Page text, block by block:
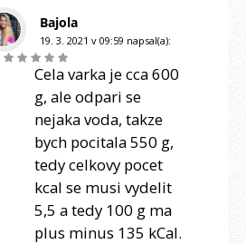
Bajola
19. 3. 2021 v 09:59 napsal(a):
Cela varka je cca 600
g, ale odpari se
nejaka voda, takze
bych pocitala 550 g,
tedy celkovy pocet
kcal se musi vydelit
5,5 a tedy 100 g ma
plus minus 135 kCal.